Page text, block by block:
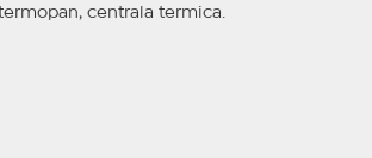
centrala termica.